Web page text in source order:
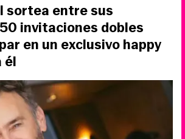
sortea entre sus
invitaciones dobles
en un exclusivo happy
él